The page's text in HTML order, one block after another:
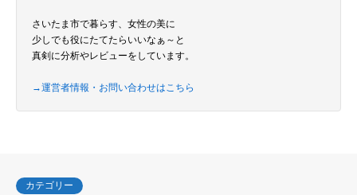
さいたま市で暮らす、女性の美に
少しでも役にたてたらいいなぁ～と
真剣に分析やレビューをしています。
→運営者情報・お問い合わせはこちら
カテゴリー